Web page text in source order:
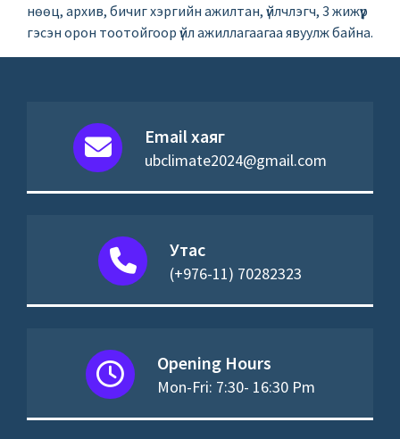
нөөц, архив, бичиг хэргийн ажилтан, үйлчлэгч, 3 жижүүр
гэсэн орон тоотойгоор үйл ажиллагаагаа явуулж байна.
Email хаяг
ubclimate2024@gmail.com
Утас
(+976-11) 70282323
Opening Hours
Mon-Fri: 7:30- 16:30 Pm